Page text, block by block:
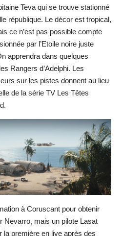
Teva qui se trouve stationné
république. Le décor est tropical,
ce n’est pas possible compte
par l’Etoile noire juste
apprendra dans quelques
Rangers d’Adelphi. Les
sur les pistes donnent au lieu
de la série TV Les Têtes
à Coruscant pour obtenir
Nevarro, mais un pilote Lasat
la première en live après des